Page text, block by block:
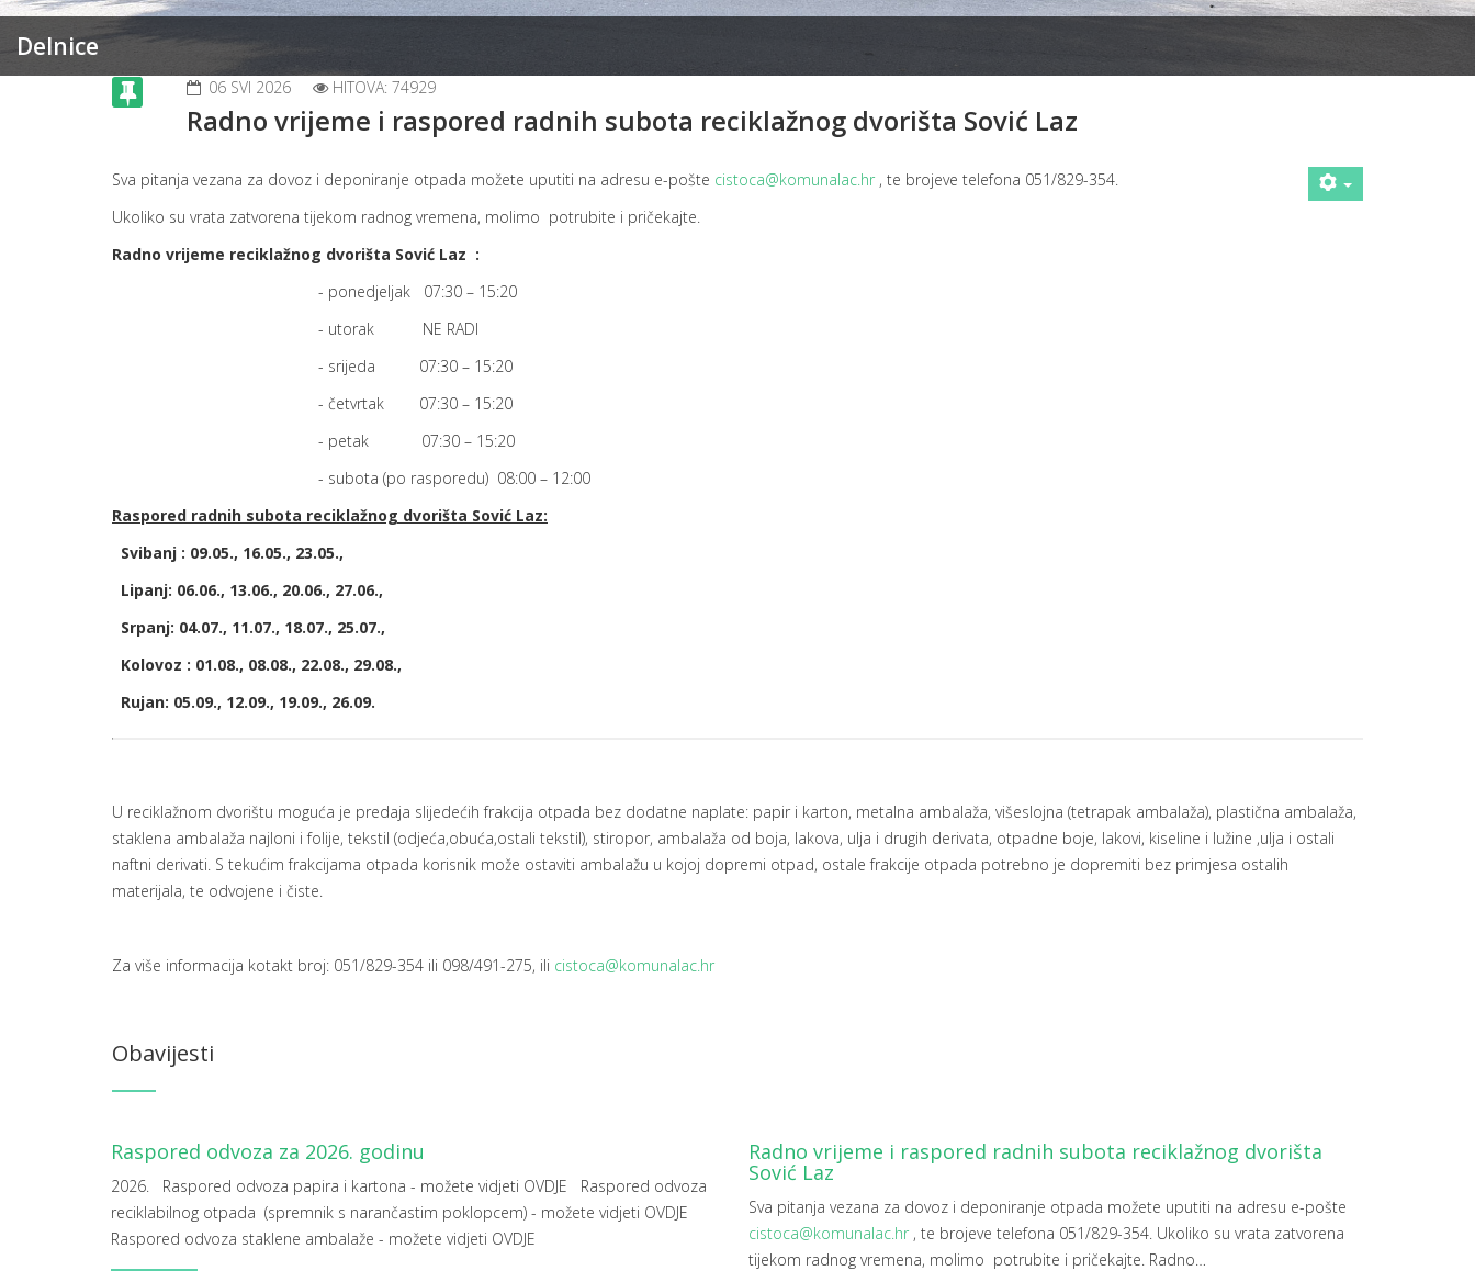
Delnice
06 SVI 2026 HITOVA: 74929
Radno vrijeme i raspored radnih subota reciklažnog dvorišta Sović Laz
Sva pitanja vezana za dovoz i deponiranje otpada možete uputiti na adresu e-pošte cistoca@komunalac.hr , te brojeve telefona 051/829-354.
Ukoliko su vrata zatvorena tijekom radnog vremena, molimo potrubite i pričekajte.
Radno vrijeme reciklažnog dvorišta Sović Laz :
- ponedjeljak 07:30 – 15:20
- utorak NE RADI
- srijeda 07:30 – 15:20
- četvrtak 07:30 – 15:20
- petak 07:30 – 15:20
- subota (po rasporedu) 08:00 – 12:00
Raspored radnih subota reciklažnog dvorišta Sović Laz:
Svibanj : 09.05., 16.05., 23.05.,
Lipanj: 06.06., 13.06., 20.06., 27.06.,
Srpanj: 04.07., 11.07., 18.07., 25.07.,
Kolovoz : 01.08., 08.08., 22.08., 29.08.,
Rujan: 05.09., 12.09., 19.09., 26.09.
U reciklažnom dvorištu moguća je predaja slijedećih frakcija otpada bez dodatne naplate: papir i karton, metalna ambalaža, višeslojna (tetrapak ambalaža), plastična ambalaža,
staklena ambalaža najloni i folije, tekstil (odjeća,obuća,ostali tekstil), stiropor, ambalaža od boja, lakova, ulja i drugih derivata, otpadne boje, lakovi, kiseline i lužine ,ulja i ostali
naftni derivati. S tekućim frakcijama otpada korisnik može ostaviti ambalažu u kojoj dopremi otpad, ostale frakcije otpada potrebno je dopremiti bez primjesa ostalih
materijala, te odvojene i čiste.
Za više informacija kotakt broj: 051/829-354 ili 098/491-275, ili cistoca@komunalac.hr
Obavijesti
Raspored odvoza za 2026. godinu
2026. Raspored odvoza papira i kartona - možete vidjeti OVDJE Raspored odvoza
reciklabilnog otpada (spremnik s narančastim poklopcem) - možete vidjeti OVDJE
Raspored odvoza staklene ambalaže - možete vidjeti OVDJE
Radno vrijeme i raspored radnih subota reciklažnog dvorišta
Sović Laz
Sva pitanja vezana za dovoz i deponiranje otpada možete uputiti na adresu e-pošte
cistoca@komunalac.hr , te brojeve telefona 051/829-354. Ukoliko su vrata zatvorena
tijekom radnog vremena, molimo potrubite i pričekajte. Radno…